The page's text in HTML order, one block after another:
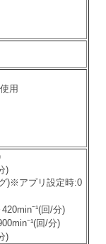
用
)
)※アプリ設定時:0
回/分)
回/分)
)